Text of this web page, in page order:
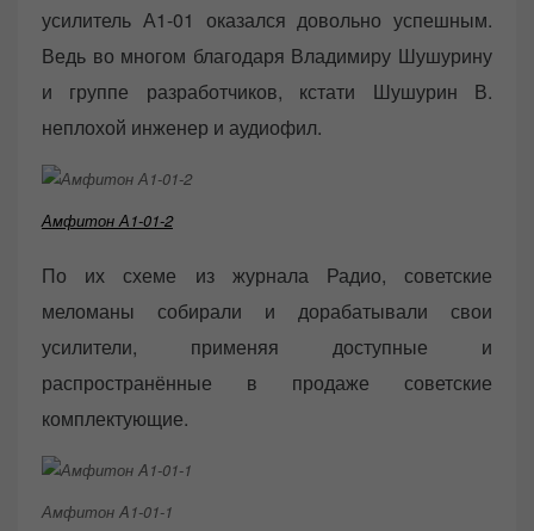
усилитель А1-01 оказался довольно успешным.
Ведь во многом благодаря Владимиру Шушурину
и группе разработчиков, кстати Шушурин В.
неплохой инженер и аудиофил.
Амфитон А1-01-2
По их схеме из журнала Радио, советские
меломаны собирали и дорабатывали свои
усилители, применяя доступные и
распространённые в продаже советские
комплектующие.
Амфитон A1-01-1